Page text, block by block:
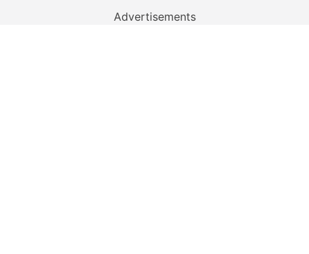
Advertisements